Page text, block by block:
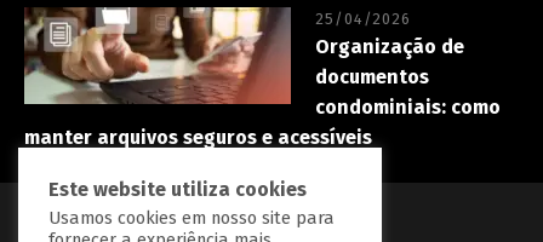
25/04/2026
Organização de
documentos
condominiais: como
manter arquivos seguros e acessíveis
Este website utiliza cookies
Usamos cookies em nosso site para